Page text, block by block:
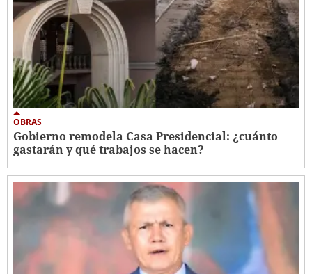
OBRAS
Gobierno remodela Casa Presidencial: ¿cuánto
gastarán y qué trabajos se hacen?